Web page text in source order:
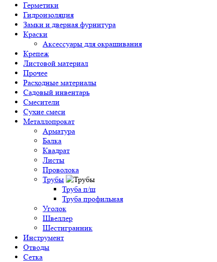
Герметики
Гидроизоляция
Замки и дверная фурнитура
Краски
Аксессуары для окрашивания
Крепеж
Листовой материал
Прочее
Расходные материалы
Садовый инвентарь
Смесители
Сухие смеси
Металлопрокат
Арматура
Балка
Квадрат
Листы
Проволока
Трубы
Труба п/ш
Труба профильная
Уголок
Швеллер
Шестигранник
Инструмент
Отводы
Сетка